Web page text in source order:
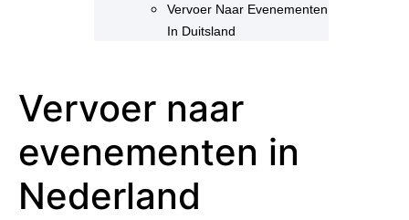
Vervoer Naar Evenementen
In Duitsland
Vervoer naar
evenementen in
Nederland